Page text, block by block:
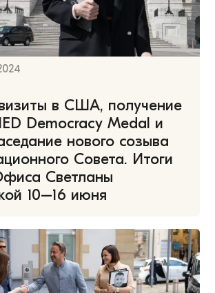
в США, получение
Democracy Medal и
нового созыва
Совета. Итоги
Светланы
10–16 июня